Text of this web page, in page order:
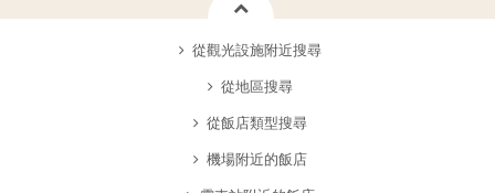
從觀光設施附近搜尋
從地區搜尋
從飯店類型搜尋
機場附近的飯店